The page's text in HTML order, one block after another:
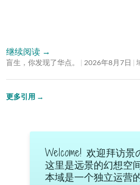
继续阅读 →
盲生，你发现了华点。 2026年8月7日
更多引用 →
Welcome! 欢迎拜访景
这里是远景的幻想空
本域是一个独立运营